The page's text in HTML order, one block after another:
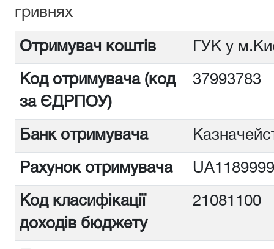
гривнях
Отримувач коштів ГУК у
Код отримувача (код
за ЄДРПОУ)
Банк отримувача
Рахунок отримувача
Код класифікації
доходів бюджету
21081100